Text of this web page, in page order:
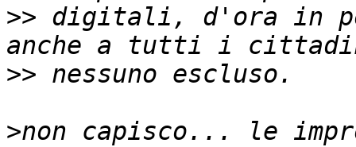
>> digitali, d'ora in
>>
>non capisco... le